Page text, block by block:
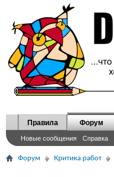
Правила Форум
Новые сообщения Справка
Форум Критика работ